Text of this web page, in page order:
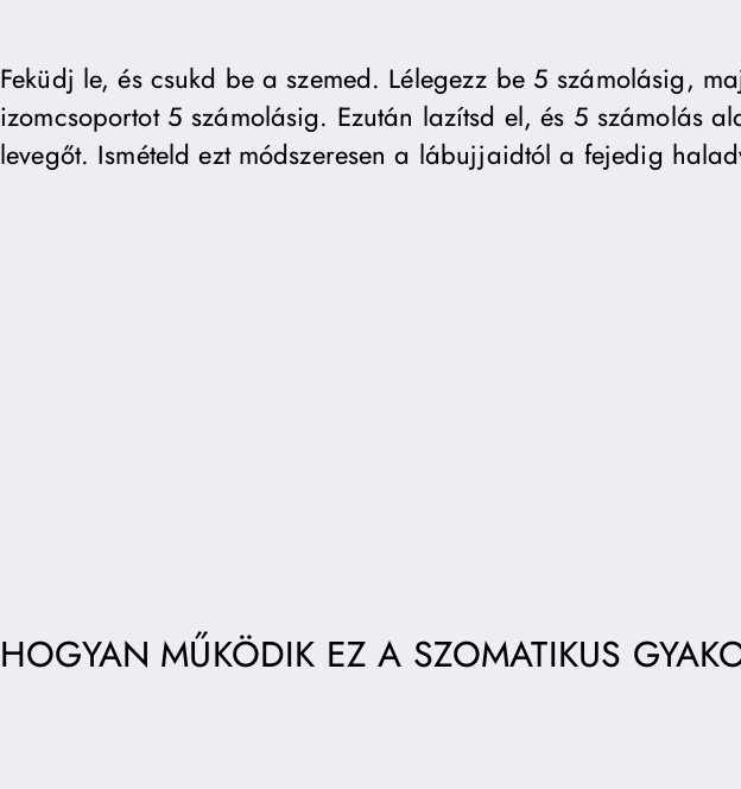
Feküdj le, és csukd be a szemed. Lélegezz be 5 számolásig,
izomcsoportot 5 számolásig. Ezután lazítsd el, és 5 számolás
levegőt. Ismételd ezt módszeresen a lábujjaidtól a fejedig
HOGYAN MŰKÖDIK EZ A SZOMATIKUS